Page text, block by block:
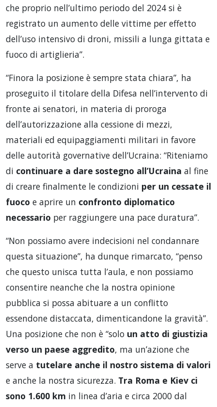
che proprio nell’ultimo periodo del 2024 si è
registrato un aumento delle vittime per effetto
dell’uso intensivo di droni, missili a lunga gittata e
fuoco di artiglieria”.
“Finora la posizione è sempre stata chiara”, ha
proseguito il titolare della Difesa nell’intervento di
fronte ai senatori, in materia di proroga
dell’autorizzazione alla cessione di mezzi,
materiali ed equipaggiamenti militari in favore
delle autorità governative dell’Ucraina: “Riteniamo
di continuare a dare sostegno all’Ucraina al fine
di creare finalmente le condizioni per un cessate il
fuoco e aprire un confronto diplomatico
necessario per raggiungere una pace duratura”.
“Non possiamo avere indecisioni nel condannare
questa situazione”, ha dunque rimarcato, “penso
che questo unisca tutta l’aula, e non possiamo
consentire neanche che la nostra opinione
pubblica si possa abituare a un conflitto
essendone distaccata, dimenticandone la gravità”.
Una posizione che non è “solo un atto di giustizia
verso un paese aggredito, ma un’azione che
serve a tutelare anche il nostro sistema di valori
e anche la nostra sicurezza. Tra Roma e Kiev ci
sono 1.600 km in linea d’aria e circa 2000 dal